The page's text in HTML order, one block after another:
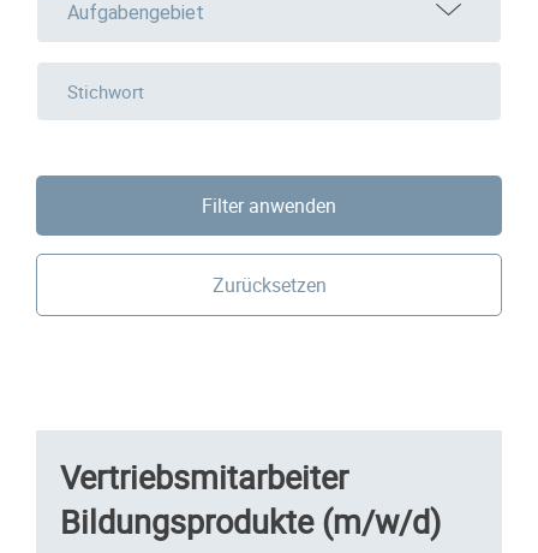
Aufgabengebiet
Filter anwenden
Zurücksetzen
Vertriebsmitarbeiter
Bildungsprodukte (m/w/d)